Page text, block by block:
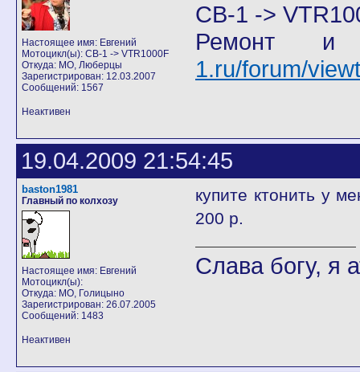
Настоящее имя: Евгений
Мотоцикл(ы): CB-1 -> VTR1000F
Откуда: МО, Люберцы
Зарегистрирован: 12.03.2007
Сообщений: 1567
CB-1 ->
Ремонт и
1.ru/forum/
Неактивен
19.04.2009 21:54:45
baston1981
Главный по колхозу
Настоящее имя: Евгений
Мотоцикл(ы):
Откуда: МО, Голицыно
Зарегистрирован: 26.07.2005
Сообщений: 1483
купите ктонить у
200 р.
Слава богу, я
Неактивен